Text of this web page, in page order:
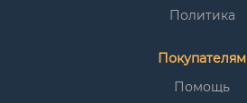
Политика
Покупателям
Помощь